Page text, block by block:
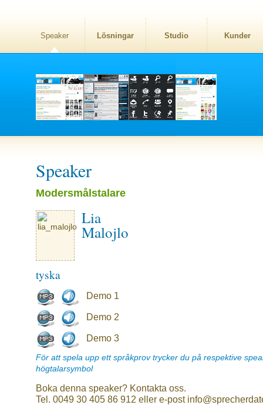
Speaker Lösningar Studio Kunder
Speaker
Modersmålstalare
Lia
Malojlo
tyska
Demo 1
Demo 2
Demo 3
För att spela upp ett språkprov trycker du på respektive
högtalarsymbol
Boka denna speaker? Kontakta oss.
Tel. 0049 30 405 86 912 eller e-post